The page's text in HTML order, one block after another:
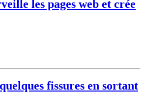
les pages web et crée
fissures en sortant